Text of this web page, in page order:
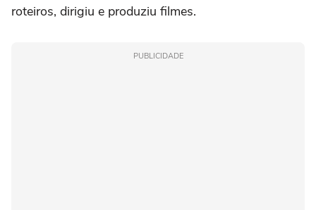
roteiros, dirigiu e produziu filmes.
PUBLICIDADE